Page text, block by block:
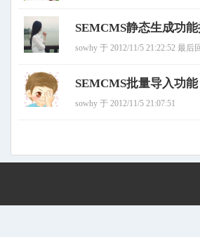
SEMCMS静态生成功
sowhy 于 2012/11/5 21:22:52 最后
SEMCMS批量导入功能
sowhy 于 2012/11/5 21:07:51